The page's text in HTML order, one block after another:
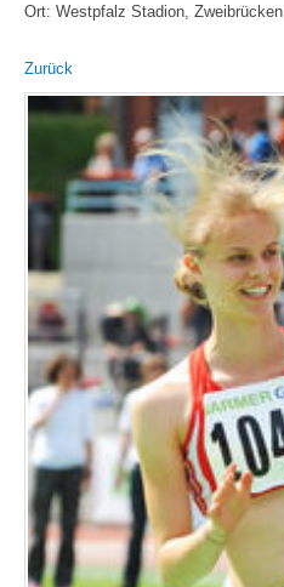
Ort: Westpfalz Stadion, Zweibrücken
Zurück